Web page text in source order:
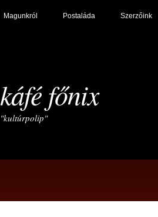
Magunkról Postaláda Szerzőink
káfé főnix
"kultúrpolip"